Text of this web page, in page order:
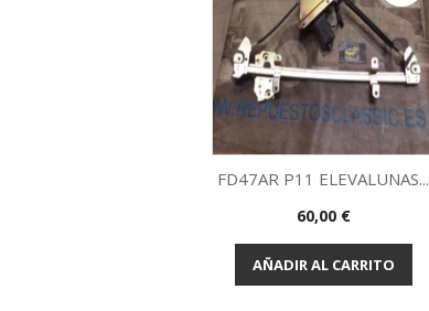
Vista rápida
FD47AR P11 ELEVALUNAS...
Precio
60,00 €
AÑADIR AL CARRITO